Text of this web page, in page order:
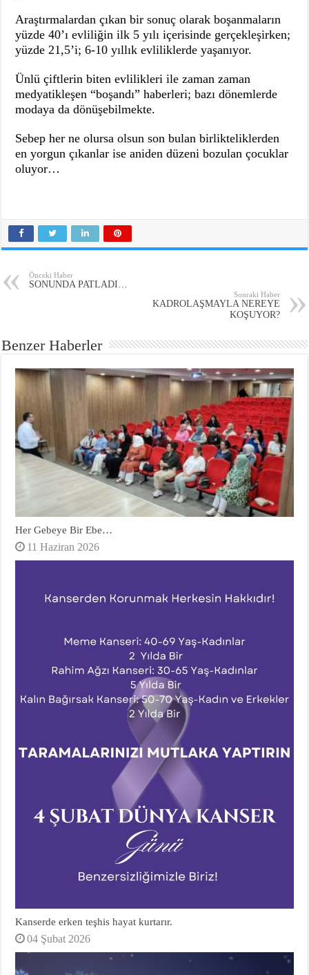
Araştırmalardan çıkan bir sonuç olarak boşanmaların
yüzde 40’ı evliliğin ilk 5 yılı içerisinde gerçekleşirken;
yüzde 21,5’i; 6-10 yıllık evliliklerde yaşanıyor.
Ünlü çiftlerin biten evlilikleri ile zaman zaman
medyatikleşen “boşandı” haberleri; bazı dönemlerde
modaya da dönüşebilmekte.
Sebep her ne olursa olsun son bulan birlikteliklerden
en yorgun çıkanlar ise aniden düzeni bozulan çocuklar
oluyor…
Önceki Haber
SONUNDA PATLADI…
Sonraki Haber
KADROLAŞMAYLA NEREYE
KOŞUYOR?
Benzer Haberler
Her Gebeye Bir Ebe…
11 Haziran 2026
Kanserde erken teşhis hayat kurtarır.
04 Şubat 2026